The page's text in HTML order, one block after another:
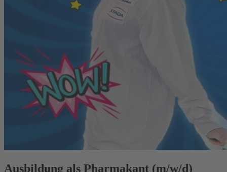
Ausbildung als Pharmakant (m/w/d)